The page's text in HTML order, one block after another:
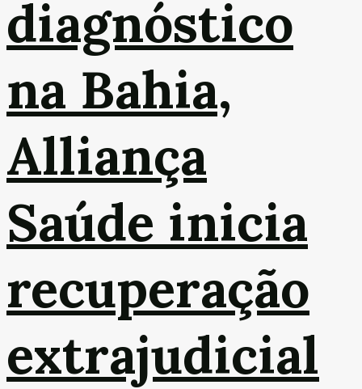
diagnóstico
na Bahia,
Alliança
Saúde inicia
recuperação
extrajudicial